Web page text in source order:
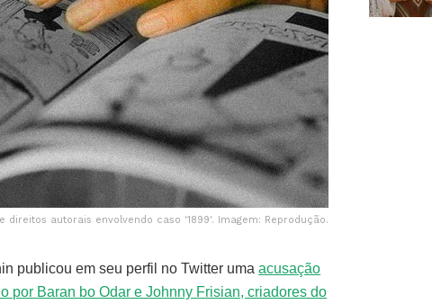
direitos autorais envolvendo caso '1899'. Imagem: Reprodução.
publicou em seu perfil no Twitter umaacusação
por Baran bo Odar e Johnny Frisian, criadores do